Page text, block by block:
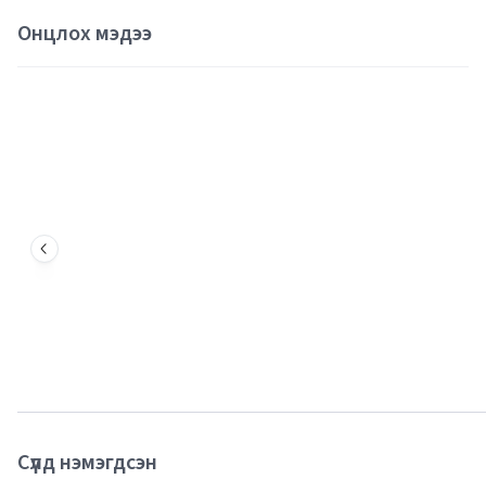
Онцлох мэдээ
Сүүлд нэмэгдсэн